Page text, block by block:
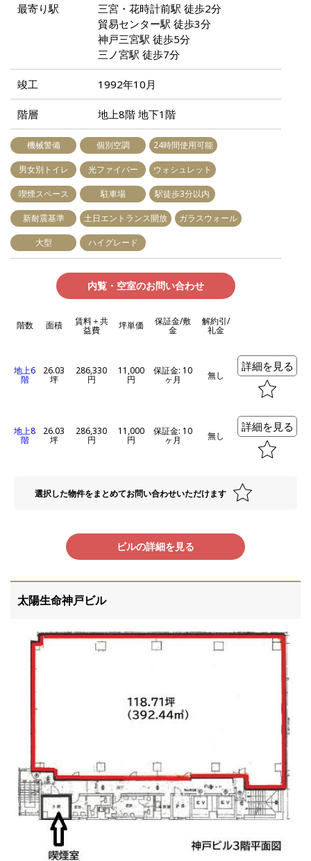
最寄り駅
三宮・花時計前駅 徒歩2分
貿易センター駅 徒歩3分
神戸三宮駅 徒歩5分
三ノ宮駅 徒歩7分
竣工 1992年10月
階層 地上8階 地下1階
機械警備 個別空調 24時間使用可能
男女別トイレ 光ファイバー ウォシュレット
喫煙スペース 駐車場 駅徒歩3分以内
新耐震基準 土日エントランス開放 ガラスウォール
大型 ハイグレード
内覧・空室のお問い合わせ
階数 面積 賃料＋共
益費 坪単価 保証金/敷
金
解約引/
礼金
地上6
階
26.03
坪
286,330
円
11,000
円
保証金: 10
ヶ月 無し
詳細を見る
地上8
階
26.03
坪
286,330
円
11,000
円
保証金: 10
ヶ月 無し
詳細を見る
選択した物件をまとめてお問い合わせいただけます
ビルの詳細を見る
太陽生命神戸ビル